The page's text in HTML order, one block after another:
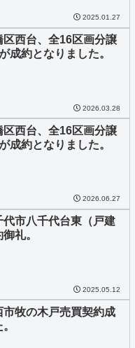
2025.01.27
区西台、全16区画分譲
成約となりました。
2026.03.28
区西台、全16区画分譲
成約となりました。
2026.06.27
代市八千代台東（戸建
礼。
2025.05.12
市牧の木戸売買契約成